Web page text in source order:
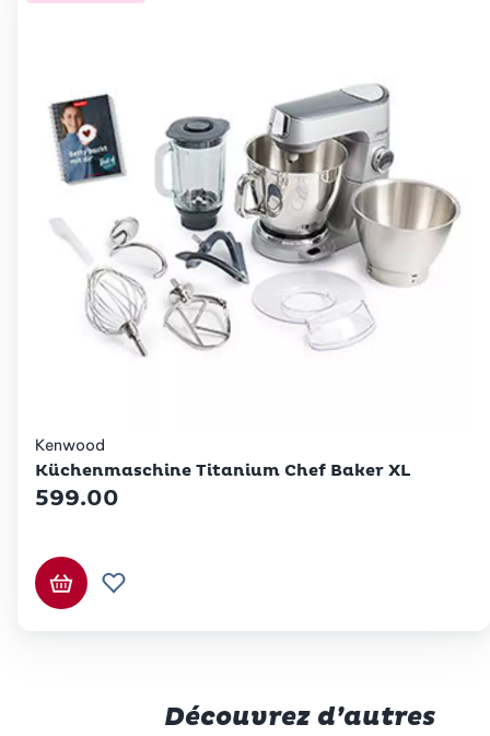
Kenwood
Küchenmaschine Titanium Chef Baker XL
599.00
Ajouter au panier
Ajouter à la liste de souhaits.
Découvrez d’autres